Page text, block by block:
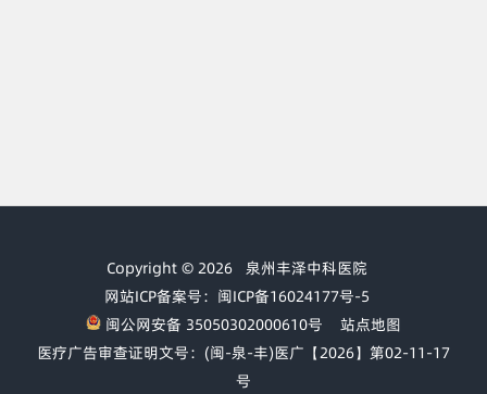
Copyright © 2026 泉州丰泽中科医院
网站ICP备案号：闽ICP备16024177号-5
闽公网安备 35050302000610号
站点地图
医疗广告审查证明文号：(闽-泉-丰)医广【2026】第02-11-17
号